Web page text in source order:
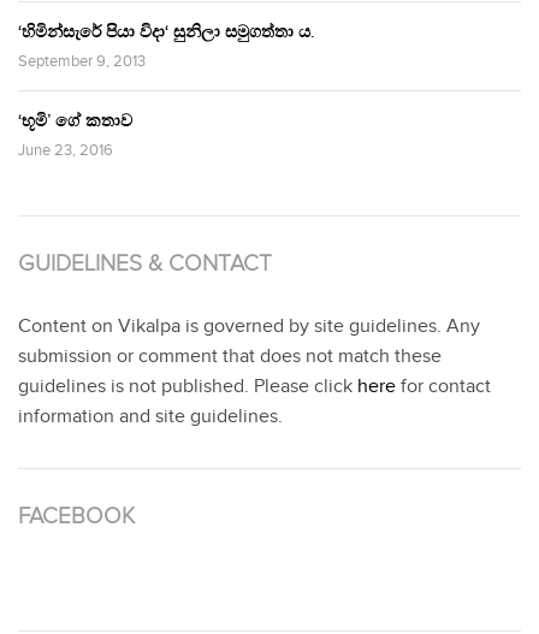
‘හිමින්සැරේ පියා විදා‘ සුනිලා සමුගත්තා ය.
September 9, 2013
‘භූමි’ ගේ කතාව
June 23, 2016
GUIDELINES & CONTACT
Content on Vikalpa is governed by site guidelines. Any
submission or comment that does not match these
guidelines is not published. Please click here for contact
information and site guidelines.
FACEBOOK